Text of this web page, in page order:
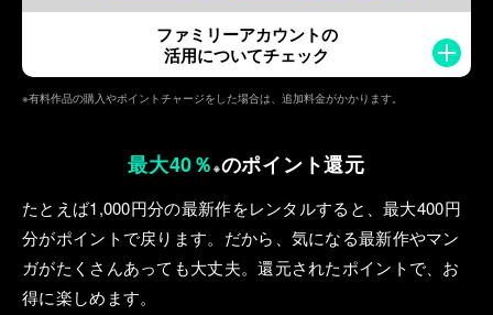
ファミリーアカウントの
活用についてチェック
※有料作品の購入やポイントチャージをした場合は、追加料金がかかります。
最大40％ ※のポイント還元
たとえば1,000円分の最新作をレンタルすると、最⼤400円
分がポイントで戻ります。だから、気になる最新作やマン
ガがたくさんあっても⼤丈夫。還元されたポイントで、お
得に楽しめます。